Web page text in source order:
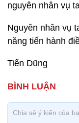
nguyên nhân vụ
Nguyên nhân vụ
năng tiến hành
Tiến Dũng